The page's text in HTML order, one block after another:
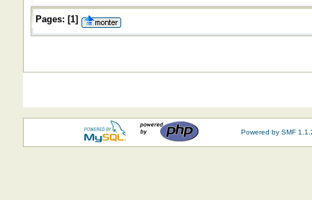
Pages: [1]
Powered by SMF